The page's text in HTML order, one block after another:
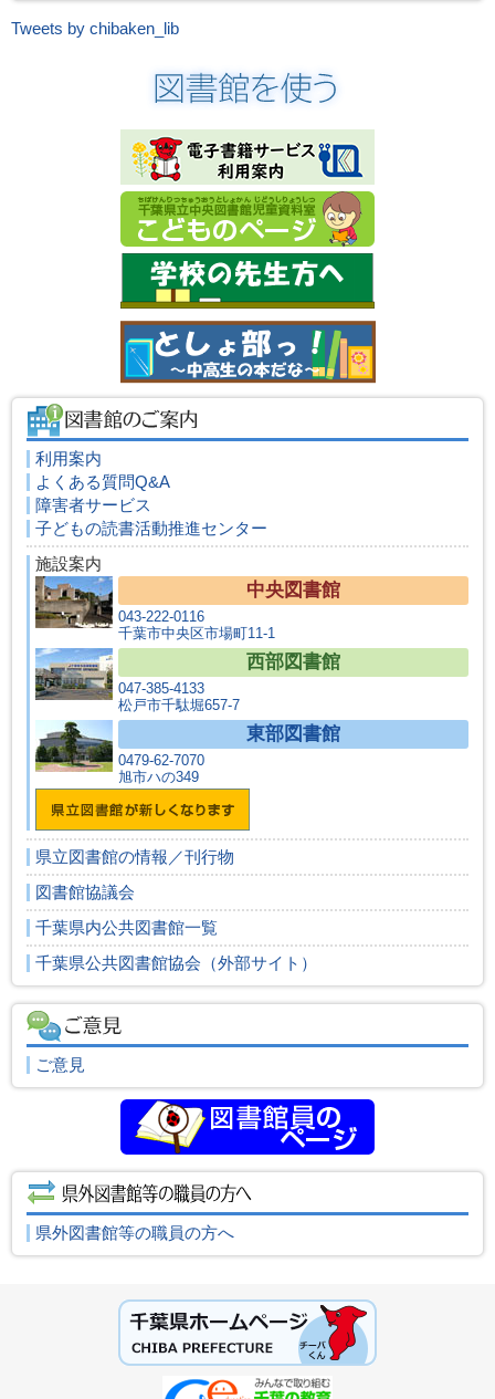
Tweets by chibaken_lib
利用案内
よくある質問Q&A
障害者サービス
子どもの読書活動推進センター
施設案内
中央図書館
043-222-0116
千葉市中央区市場町11-1
西部図書館
047-385-4133
松戸市千駄堀657-7
東部図書館
0479-62-7070
旭市ハの349
県立図書館の情報／刊行物
図書館協議会
千葉県内公共図書館一覧
千葉県公共図書館協会（外部サイト）
ご意見
県外図書館等の職員の方へ